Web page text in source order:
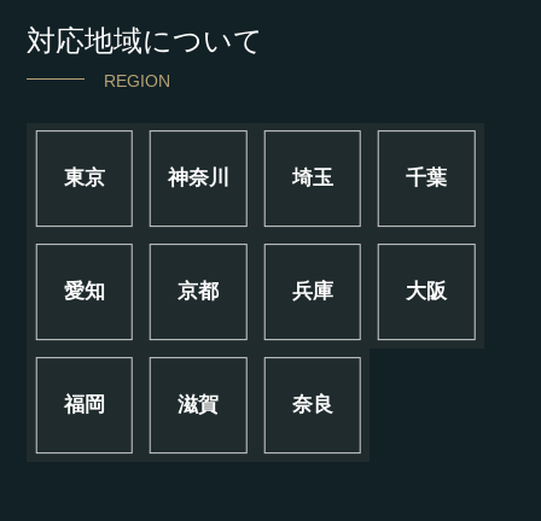
対応地域について
REGION
東京 神奈川 埼玉 千葉
愛知 京都 兵庫 大阪
福岡 滋賀 奈良